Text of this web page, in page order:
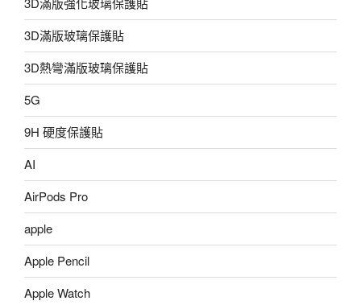
3D滿版玻璃保護貼
3D熱彎滿版玻璃保護貼
5G
9H 硬度保護貼
AI
AirPods Pro
apple
Apple Pencil
Apple Watch